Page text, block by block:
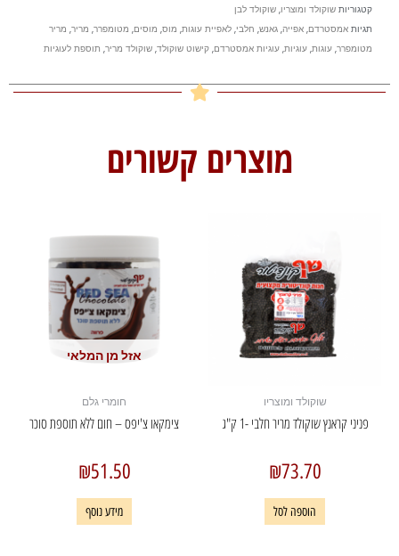
קטגוריות שוקולד ומוצריו, שוקולד לבן
תגיות אמסטרדם, אפייה, גאנש, חלבי, לאפיית עוגות, מוס, מוסים, מטומפרר, מריר, מריר
מטומפרר, עוגות, עוגיות, עוגיות אמסטרדם, קישוט שוקולד, שוקולד מריר, תוספת לעוגיות
מוצרים קשורים
שוקולד ומוצריו
פניני קראנץ שוקולד מריר חלבי -1 ק"ג
₪73.70
הוספה לסל
אזל מן המלאי
חומרי גלם
צימקאו צ'יפס – חום ללא תוספת סוכר
₪51.50
מידע נוסף